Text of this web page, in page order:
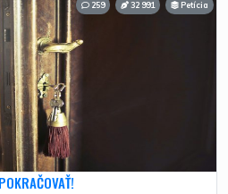
259 32 991 Petícia